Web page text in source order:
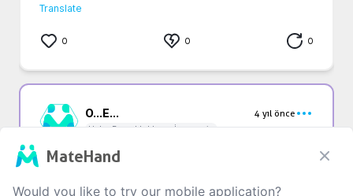
Translate
0 0 0
O...E...
4 yıl önce
Uyku Bozuklukları - İnsomnia
Yardim etmiyonuz ki
Translate
MateHand
Would you like to try our mobile application?